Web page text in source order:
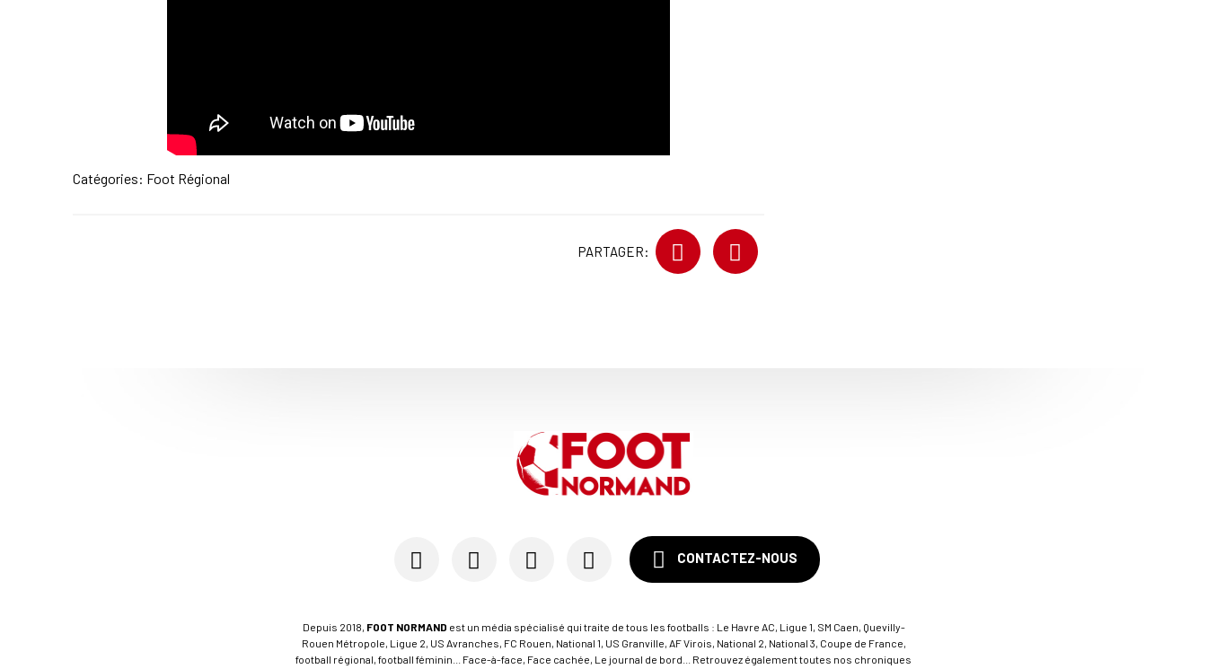
Catégories: Foot Régional
PARTAGER:
CONTACTEZ-NOUS
Depuis 2018, FOOT NORMAND est un média spécialisé qui traite de tous les footballs : Le Havre AC, Ligue 1, SM Caen, Quevilly-
Rouen Métropole, Ligue 2, US Avranches, FC Rouen, National 1, US Granville, AF Virois, National 2, National 3, Coupe de France,
football régional, football féminin... Face-à-face, Face cachée, Le journal de bord... Retrouvez également toutes nos chroniques